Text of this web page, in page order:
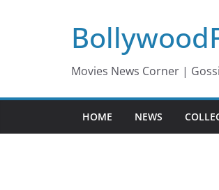
Movies News Corner |
HOME NEWS